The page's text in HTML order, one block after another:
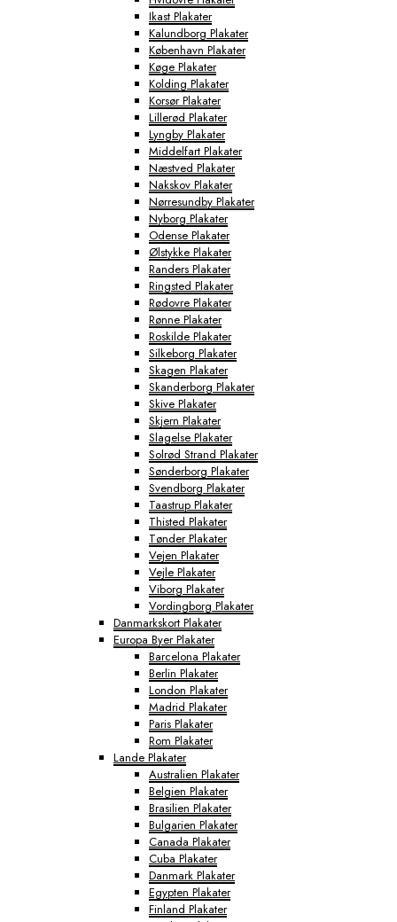
Ikast Plakater
Kalundborg Plakater
København Plakater
Køge Plakater
Kolding Plakater
Korsør Plakater
Lillerød Plakater
Lyngby Plakater
Middelfart Plakater
Næstved Plakater
Nakskov Plakater
Nørresundby Plakater
Nyborg Plakater
Odense Plakater
Ølstykke Plakater
Randers Plakater
Ringsted Plakater
Rødovre Plakater
Rønne Plakater
Roskilde Plakater
Silkeborg Plakater
Skagen Plakater
Skanderborg Plakater
Skive Plakater
Skjern Plakater
Slagelse Plakater
Solrød Strand Plakater
Sønderborg Plakater
Svendborg Plakater
Taastrup Plakater
Thisted Plakater
Tønder Plakater
Vejen Plakater
Vejle Plakater
Viborg Plakater
Vordingborg Plakater
Danmarkskort Plakater
Europa Byer Plakater
Barcelona Plakater
Berlin Plakater
London Plakater
Madrid Plakater
Paris Plakater
Rom Plakater
Lande Plakater
Australien Plakater
Belgien Plakater
Brasilien Plakater
Bulgarien Plakater
Canada Plakater
Cuba Plakater
Danmark Plakater
Egypten Plakater
Finland Plakater